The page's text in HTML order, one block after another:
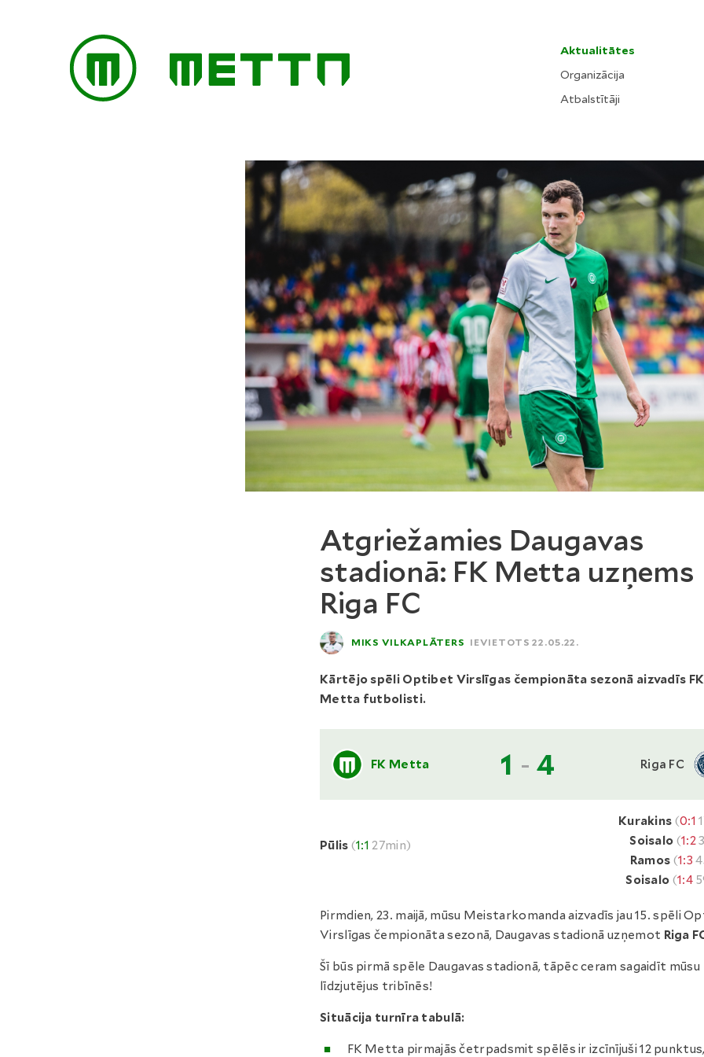
Aktualitātes
Organizācija
Atbalstītāji
Atgriežamies Daugavas
stadionā: FK Metta uzņems
Riga FC
MIKS VILKAPLĀTERS IEVIETOTS 22.05.22.
Kārtējo spēli Optibet Virslīgas čempionāta sezonā aizvadīs FK
Metta futbolisti.
FK Metta 1 - 4 Riga FC
Pūlis (1:1 27min)
Kurakins (0:1
Soisalo (1:2
Ramos (1:3
Soisalo (1:4
Pirmdien, 23. maijā, mūsu Meistarkomanda aizvadīs jau 15. spēli
Virslīgas čempionāta sezonā, Daugavas stadionā uzņemot Riga
Šī būs pirmā spēle Daugavas stadionā, tāpēc ceram sagaidīt mūsu
līdzjutējus tribīnēs!
Situācija turnīra tabulā:
FK Metta pirmajās četrpadsmit spēlēs ir izcīnījuši 12